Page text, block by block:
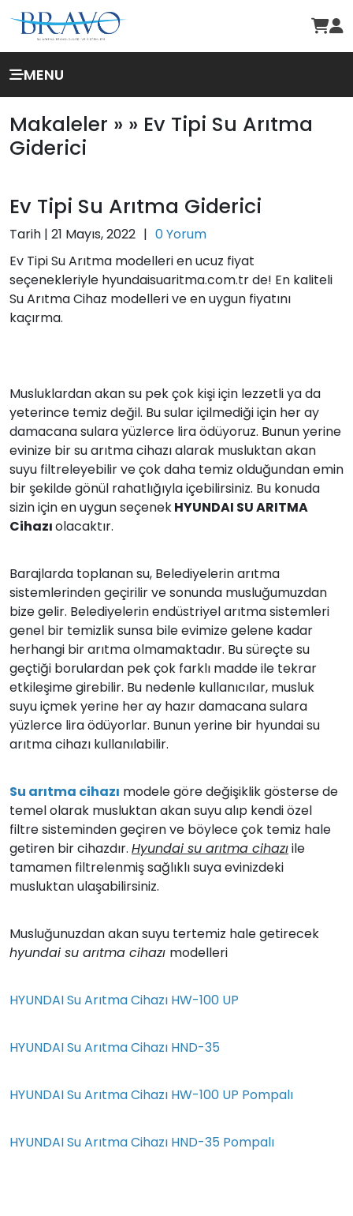
MENU
Makaleler » » Ev Tipi Su Arıtma
Giderici
Ev Tipi Su Arıtma Giderici
Tarih | 21 Mayıs, 2022 | 0 Yorum
Ev Tipi Su Arıtma modelleri en ucuz fiyat
seçenekleriyle hyundaisuaritma.com.tr de! En kaliteli
Su Arıtma Cihaz modelleri ve en uygun fiyatını
kaçırma.
Musluklardan akan su pek çok kişi için lezzetli ya da
yeterince temiz değil. Bu sular içilmediği için her ay
damacana sulara yüzlerce lira ödüyoruz. Bunun yerine
evinize bir su arıtma cihazı alarak musluktan akan
suyu filtreleyebilir ve çok daha temiz olduğundan emin
bir şekilde gönül rahatlığıyla içebilirsiniz. Bu konuda
sizin için en uygun seçenekHYUNDAI SU ARITMA
Cihazıolacaktır.
Barajlarda toplanan su, Belediyelerin arıtma
sistemlerinden geçirilir ve sonunda musluğumuzdan
bize gelir. Belediyelerin endüstriyel arıtma sistemleri
genel bir temizlik sunsa bile evimize gelene kadar
herhangi bir arıtma olmamaktadır. Bu süreçte su
geçtiği borulardan pek çok farklı madde ile tekrar
etkileşime girebilir. Bu nedenle kullanıcılar, musluk
suyu içmek yerine her ay hazır damacana sulara
yüzlerce lira ödüyorlar. Bunun yerine bir hyundai su
arıtma cihazı kullanılabilir.
Su arıtma cihazı modele göre değişiklik gösterse de
temel olarak musluktan akan suyu alıp kendi özel
filtre sisteminden geçiren ve böylece çok temiz hale
getiren bir cihazdır. Hyundai su arıtma cihazıile
tamamen filtrelenmiş sağlıklı suya evinizdeki
musluktan ulaşabilirsiniz.
Musluğunuzdan akan suyu tertemiz hale getirecek
hyundai su arıtma cihazı modelleri
HYUNDAI Su Arıtma Cihazı HW-100 UP
HYUNDAI Su Arıtma Cihazı HND-35
HYUNDAI Su Arıtma Cihazı HW-100 UP Pompalı
HYUNDAI Su Arıtma Cihazı HND-35 Pompalı